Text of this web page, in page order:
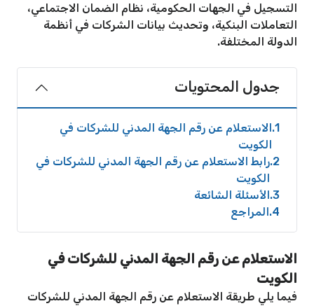
التسجيل في الجهات الحكومية، نظام الضمان الاجتماعي،
التعاملات البنكية، وتحديث بيانات الشركات في أنظمة
الدولة المختلفة.
جدول المحتويات
1 الاستعلام عن رقم الجهة المدني للشركات في
الكويت
2 رابط الاستعلام عن رقم الجهة المدني للشركات في
الكويت
3 الأسئلة الشائعة
4 المراجع
الاستعلام عن رقم الجهة المدني للشركات في
الكويت
فيما يلي طريقة الاستعلام عن رقم الجهة المدني للشركات